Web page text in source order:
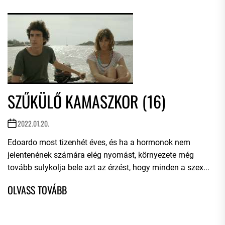
SZŰKÜLŐ KAMASZKOR (16)
2022.01.20.
Edoardo most tizenhét éves, és ha a hormonok nem
jelentenének számára elég nyomást, környezete még
tovább sulykolja bele azt az érzést, hogy minden a szex...